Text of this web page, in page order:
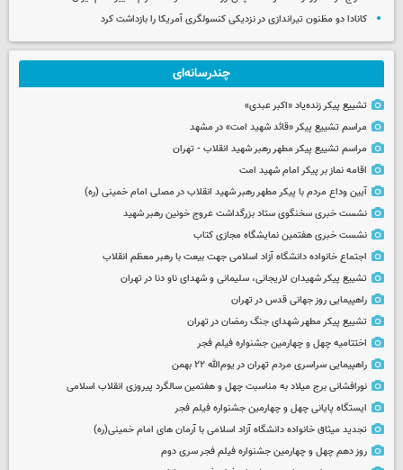
کانادا دو مظنون تیراندازی در نزدیکی کنسولگری آمریکا را بازداشت کرد
چندرسانه‌ای
تشییع پیکر زنده‌یاد «اکبر عبدی»
مراسم تشییع پیکر «قائد شهید امت» در مشهد
مراسم تشییع پیکر مطهر رهبر شهید انقلاب - تهران
اقامه نماز بر پیکر امام شهید امت
آیین وداع مردم با پیکر مطهر رهبر شهید انقلاب در مصلی امام خمینی (ره)
نشست خبری سخنگوی ستاد بزرگداشت عروج خونین رهبر شهید
نشست خبری هفتمین نمایشگاه مجازی کتاب
اجتماع خانواده دانشگاه آزاد اسلامی جهت بیعت با رهبر معظم انقلاب
تشییع پیکر شهیدان لاریجانی، سلیمانی و شهدای ناو دنا در تهران
راهپیمایی روز جهانی قدس در تهران
تشییع پیکر مطهر شهدای جنگ رمضان در تهران
اختتامیه چهل و چهارمین جشنواره فیلم فجر
راهپیمایی سراسری مردم تهران در یوم‌الله ۲۲ بهمن
نورافشانی برج میلاد به مناسبت چهل‌ و هفتمین سالگرد پیروزی انقلاب اسلامی
ایستگاه پایانی چهل و چهارمین جشنواره فیلم فجر
تجدید میثاق خانواده دانشگاه آزاد اسلامی با آرمان های امام خمینی(ره)
روز دهم چهل و چهارمین جشنواره فیلم فجر سری دوم